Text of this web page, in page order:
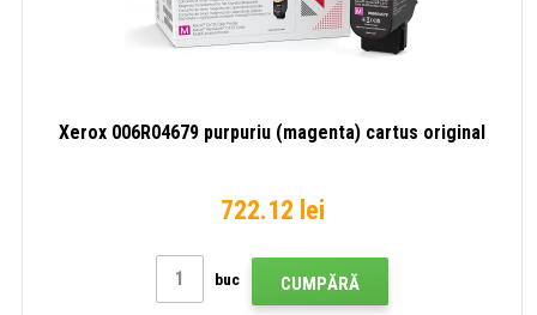
Xerox 006R04679 purpuriu (magenta) cartus original
722.12 lei
buc CUMPĂRĂ